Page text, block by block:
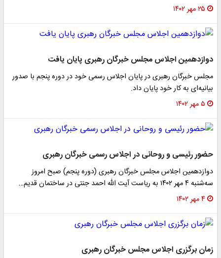
۲۵ مهر ۱۴۰۲
دوازدهمین اجلاس مجلس خبرگان رهبری پایان یافت
مجلس خبرگان رهبری در پایان اجلاس رسمی خود در دوره پنجم با صدور
بیانیه‌ای به کار خود پایان داد.
۵ مهر ۱۴۰۲
حضور رئیسی و روحانی در اجلاس رسمی خبرگان رهبری
دوازدهمین اجلاس مجلس خبرگان رهبری (دوره پنجم) صبح امروز
سه‌شنبه ۴ مهر ۱۴۰۲ به ریاست آیت الله احمد جنتی در ساختمان قدیم…
۴ مهر ۱۴۰۲
زمان برگزری اجلاس مجلس خبرگان رهبری